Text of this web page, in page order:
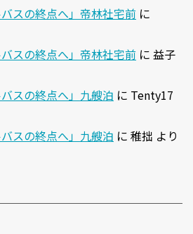
スの終点へ」帝林社宅前 に
スの終点へ」帝林社宅前 に 益子
スの終点へ」九艘泊 に Tenty17
スの終点へ」九艘泊 に 稚拙 より